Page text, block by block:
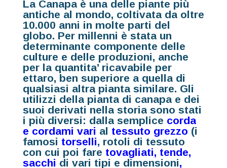
La Canapa è una delle piante più
antiche al mondo, coltivata da oltre
10.000 anni in molte parti del
globo. Per millenni è stata un
determinante componente delle
culture e delle produzioni, anche
per la quantita’ ricavabile per
ettaro, ben superiore a quella di
qualsiasi altra pianta similare. Gli
utilizzi della pianta di canapa e dei
suoi derivati nella storia sono stati
i più diversi: dalla semplice corda
e cordami vari al tessuto grezzo (i
famosi torselli, rotoli di tessuto
con cui poi fare tovagliati, tende,
sacchi di vari tipi e dimensioni,